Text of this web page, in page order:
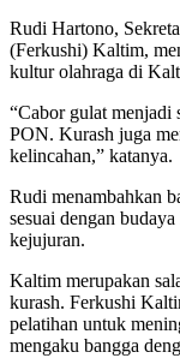
Rudi Hartono,
(Ferkushi) Kaltim,
kultur olahraga di
“Cabor gulat menjadi
PON. Kurash juga
kelincahan,” katanya.
Rudi menambahkan
sesuai dengan
kejujuran.
Kaltim merupakan
kurash. Ferkushi
pelatihan untuk
mengaku bangga